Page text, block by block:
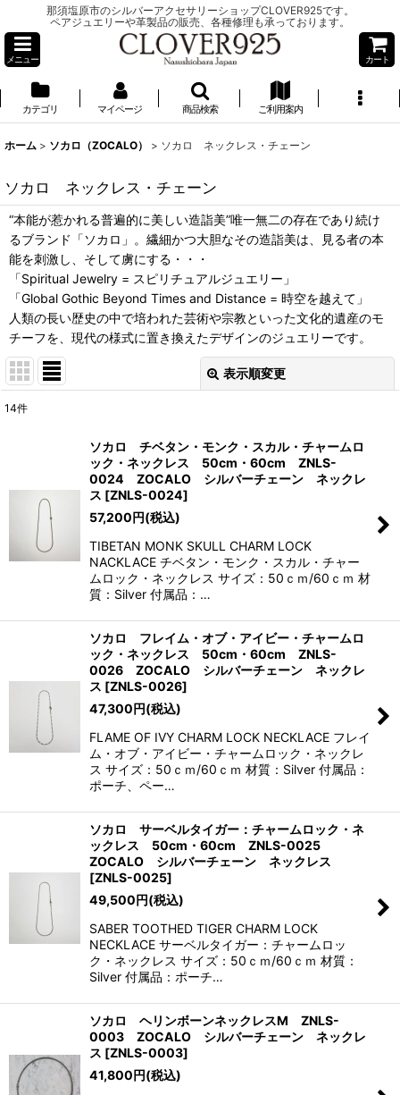
那須塩原市のシルバーアクセサリーショップCLOVER925です。
ペアジュエリーや革製品の販売、各種修理も承っております。
メニュー カート
カテゴリ マイページ 商品検索 ご利用案内
ホーム > ソカロ（ZOCALO） > ソカロ ネックレス・チェーン
ソカロ ネックレス・チェーン
“本能が惹かれる普遍的に美しい造詣美”唯一無二の存在であり続け
るブランド「ソカロ」。繊細かつ大胆なその造詣美は、見る者の本
能を刺激し、そして虜にする・・・
「Spiritual Jewelry = スピリチュアルジュエリー」
「Global Gothic Beyond Times and Distance = 時空を越えて」
人類の長い歴史の中で培われた芸術や宗教といった文化的遺産のモ
チーフを、現代の様式に置き換えたデザインのジュエリーです。
表示順変更
絞り込む
14件
ソカロ チベタン・モンク・スカル・チャームロ
ック・ネックレス 50cm・60cm ZNLS-
0024 ZOCALO シルバーチェーン ネックレ
ス [ZNLS-0024]
57,200円(税込)
TIBETAN MONK SKULL CHARM LOCK
NACKLACE チベタン・モンク・スカル・チャー
ムロック・ネックレス サイズ：50ｃｍ/60ｃｍ 材
質：Silver 付属品：…
ソカロ フレイム・オブ・アイビー・チャームロ
ック・ネックレス 50cm・60cm ZNLS-
0026 ZOCALO シルバーチェーン ネックレ
ス [ZNLS-0026]
47,300円(税込)
FLAME OF IVY CHARM LOCK NECKLACE フレイ
ム・オブ・アイビー・チャームロック・ネックレ
ス サイズ：50ｃｍ/60ｃｍ 材質：Silver 付属品：
ポーチ、ペー…
ソカロ サーベルタイガー：チャームロック・ネ
ックレス 50cm・60cm ZNLS-0025
ZOCALO シルバーチェーン ネックレス
[ZNLS-0025]
49,500円(税込)
SABER TOOTHED TIGER CHARM LOCK
NECKLACE サーベルタイガー：チャームロッ
ク・ネックレス サイズ：50ｃｍ/60ｃｍ 材質：
Silver 付属品：ポーチ…
ソカロ ヘリンボーンネックレスM ZNLS-
0003 ZOCALO シルバーチェーン ネックレ
ス [ZNLS-0003]
41,800円(税込)